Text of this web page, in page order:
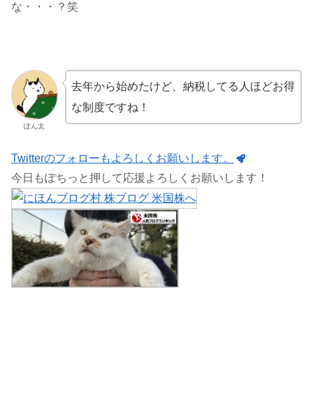
な・・・？笑
ぽん太
去年から始めたけど、納税してる人ほどお得
な制度ですね！
Twitterのフォローもよろしくお願いします。
今日もぽちっと押して応援よろしくお願いします！